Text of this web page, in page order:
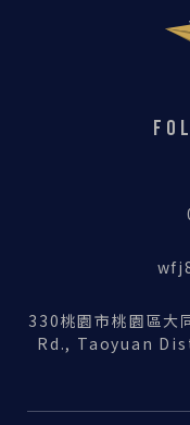
330桃園市桃園區
Rd., Taoyuan